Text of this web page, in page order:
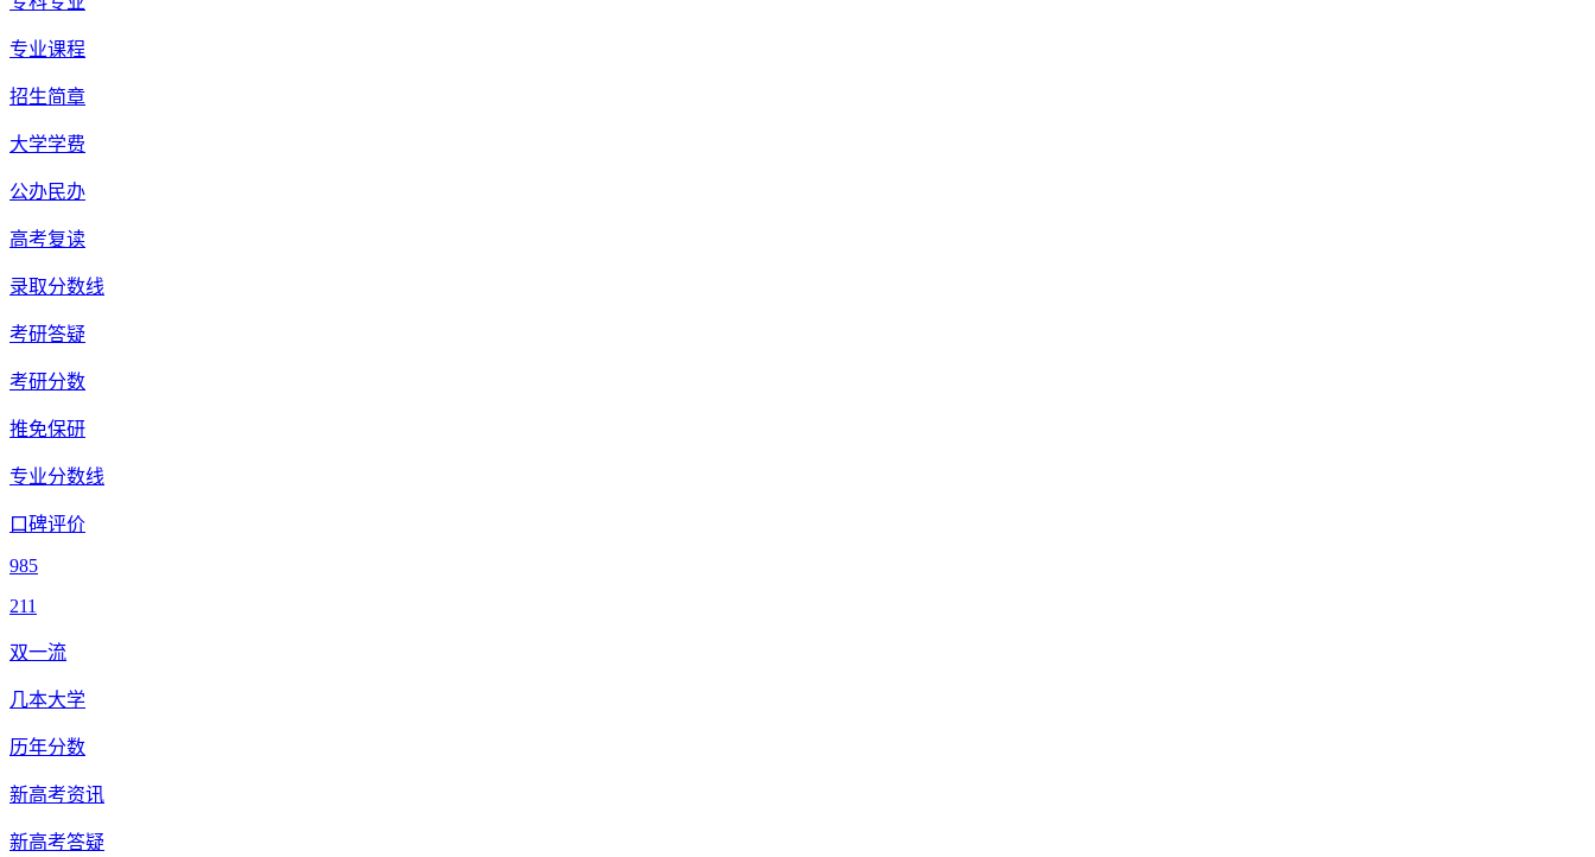
专业课程
招生简章
大学学费
公办民办
高考复读
录取分数线
考研答疑
考研分数
推免保研
专业分数线
口碑评价
985
211
双一流
几本大学
历年分数
新高考资讯
新高考答疑